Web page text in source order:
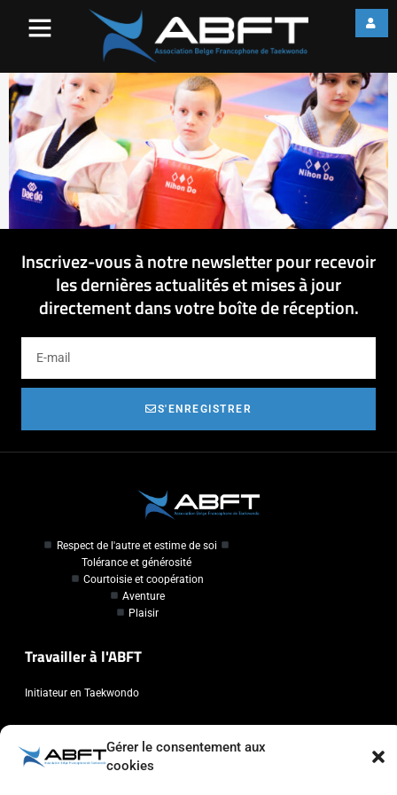
Gérer le consentement aux
cookies
Inscrivez-vous à notre newsletter pour recevoir
les dernières actualités et mises à jour
directement dans votre boîte de réception.
S'ENREGISTRER
Respect de l'autre et estime de soi
Tolérance et générosité
Courtoisie et coopération
Aventure
Plaisir
Travailler à l'ABFT
Initiateur en Taekwondo
Association Belge Francophone de Taekwondo